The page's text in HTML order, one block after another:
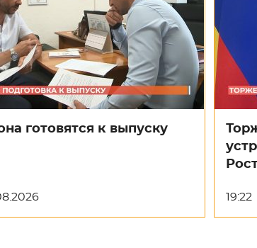
готовятся к выпуску
19:22